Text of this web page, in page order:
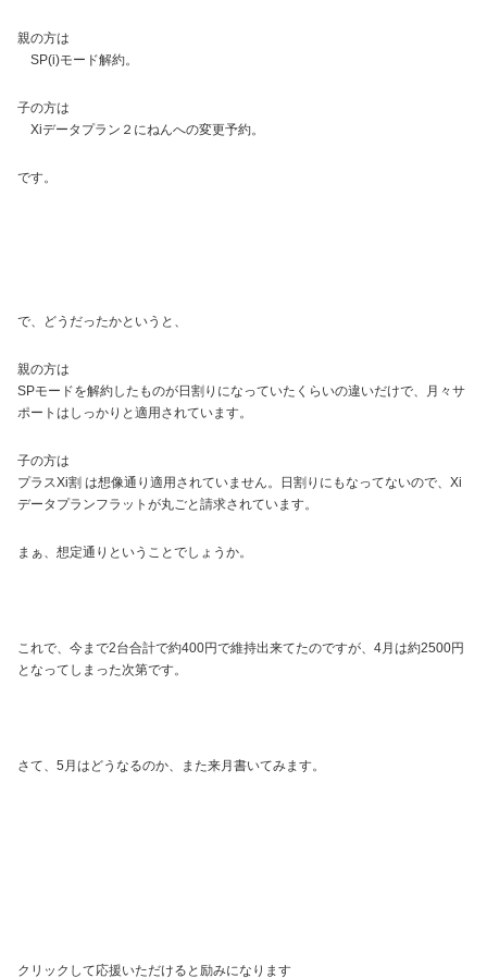
親の方は
SP(i)モード解約。
子の方は
Xiデータプラン２にねんへの変更予約。
です。
で、どうだったかというと、
親の方は
SPモードを解約したものが日割りになっていたくらいの違いだけで、月々サ
ポートはしっかりと適用されています。
子の方は
プラスXi割 は想像通り適用されていません。日割りにもなってないので、Xi
データプランフラットが丸ごと請求されています。
まぁ、想定通りということでしょうか。
これで、今まで2台合計で約400円で維持出来てたのですが、4月は約2500円
となってしまった次第です。
さて、5月はどうなるのか、また来月書いてみます。
クリックして応援いただけると励みになります